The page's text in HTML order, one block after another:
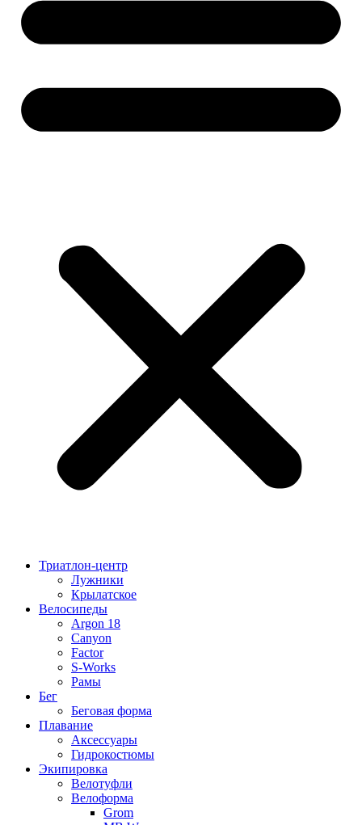
Триатлон-центр
Лужники
Крылатское
Велосипеды
Argon 18
Canyon
Factor
S-Works
Рамы
Бег
Беговая форма
Плавание
Аксессуары
Гидрокостюмы
Экипировка
Велотуфли
Велоформа
Grom